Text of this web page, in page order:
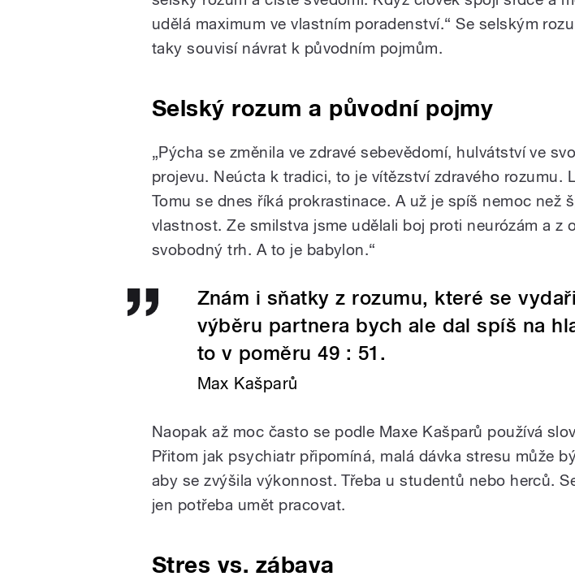
udělá maximum ve vlastním poradenství.“ Se selským
taky souvisí návrat k původním pojmům.
Selský rozum a původní pojmy
„Pýcha se změnila ve zdravé sebevědomí, hulvátství ve
projevu. Neúcta k tradici, to je vítězství zdravého rozumu.
Tomu se dnes říká prokrastinace. A už je spíš nemoc než
vlastnost. Ze smilstva jsme udělali boj proti neurózám a z
svobodný trh. A to je babylon.“
Znám i sňatky z rozumu, které se
výběru partnera bych ale dal spíš na
to v poměru 49 : 51.
Max Kašparů
Naopak až moc často se podle Maxe Kašparů používá
Přitom jak psychiatr připomíná, malá dávka stresu může
aby se zvýšila výkonnost. Třeba u studentů nebo herců.
jen potřeba umět pracovat.
Stres vs. zábava